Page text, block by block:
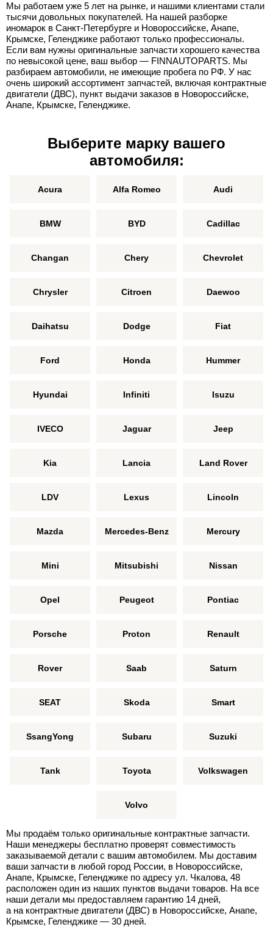
Мы работаем уже 5 лет на рынке, и нашими клиентами стали
тысячи довольных покупателей. На нашей разборке
иномарок в Санкт-Петербурге и Новороссийске, Анапе,
Крымске, Геленджике работают только профессионалы.
Если вам нужны оригинальные запчасти хорошего качества
по невысокой цене, ваш выбор — FINNAUTOPARTS. Мы
разбираем автомобили, не имеющие пробега по РФ. У нас
очень широкий ассортимент запчастей, включая контрактные
двигатели (ДВС), пункт выдачи заказов в Новороссийске,
Анапе, Крымске, Геленджике.
Выберите марку вашего
автомобиля:
Acura Alfa Romeo Audi
BMW BYD Cadillac
Changan Chery Chevrolet
Chrysler Citroen Daewoo
Daihatsu Dodge Fiat
Ford Honda Hummer
Hyundai Infiniti Isuzu
IVECO Jaguar Jeep
Kia Lancia Land Rover
LDV Lexus Lincoln
Mazda Mercedes-Benz Mercury
Mini Mitsubishi Nissan
Opel Peugeot Pontiac
Porsche Proton Renault
Rover Saab Saturn
SEAT Skoda Smart
SsangYong Subaru Suzuki
Tank Toyota Volkswagen
Volvo
Мы продаём только оригинальные контрактные запчасти.
Наши менеджеры бесплатно проверят совместимость
заказываемой детали с вашим автомобилем. Мы доставим
ваши запчасти в любой город России, в Новороссийске,
Анапе, Крымске, Геленджике по адресу ул. Чкалова, 48
расположен один из наших пунктов выдачи товаров. На все
наши детали мы предоставляем гарантию 14 дней,
а на контрактные двигатели (ДВС) в Новороссийске, Анапе,
Крымске, Геленджике — 30 дней.